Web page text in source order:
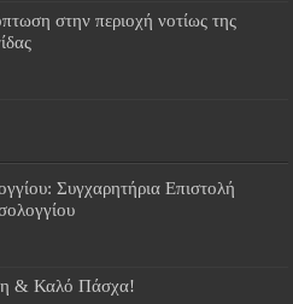
στην περιοχή νοτίως της
Συγχαρητήρια Επιστολή
& Καλό Πάσχα!